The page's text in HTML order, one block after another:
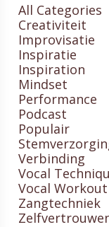
All Categories
Creativiteit
Improvisatie
Inspiratie
Inspiration
Mindset
Performance
Podcast
Populair
Verbinding
Vocal
Vocal Workout
Zangtechniek